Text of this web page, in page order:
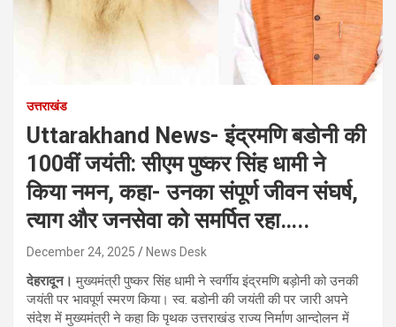
उत्तराखंड
Uttarakhand News- इंद्रमणि बडोनी की
100वीं जयंती: सीएम पुष्कर सिंह धामी ने
किया नमन, कहा- उनका संपूर्ण जीवन संघर्ष,
त्याग और जनसेवा को समर्पित रहा…..
December 24, 2025 News Desk
देहरादून। मुख्यमंत्री पुष्कर सिंह धामी ने स्वर्गीय इंद्रमणि बड़ोनी को उनकी
जयंती पर भावपूर्ण स्मरण किया। स्व. बडोनी की जयंती की पर जारी अपने
संदेश में मुख्यमंत्री ने कहा कि पृथक उत्तराखंड राज्य निर्माण आन्दोलन में